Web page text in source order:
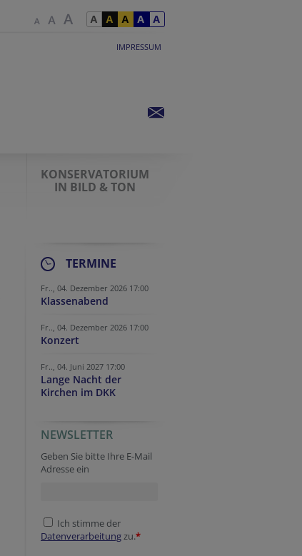
IMPRESSUM
KONSERVATORIUM
IN BILD & TON
TERMINE
Fr.., 04. Dezember 2026 17:00
Klassenabend
Fr.., 04. Dezember 2026 17:00
Konzert
Fr.., 04. Juni 2027 17:00
Lange Nacht der
Kirchen im DKK
NEWSLETTER
Geben Sie bitte Ihre E-Mail
Adresse ein
Ich stimme der
Datenverarbeitungzu.*